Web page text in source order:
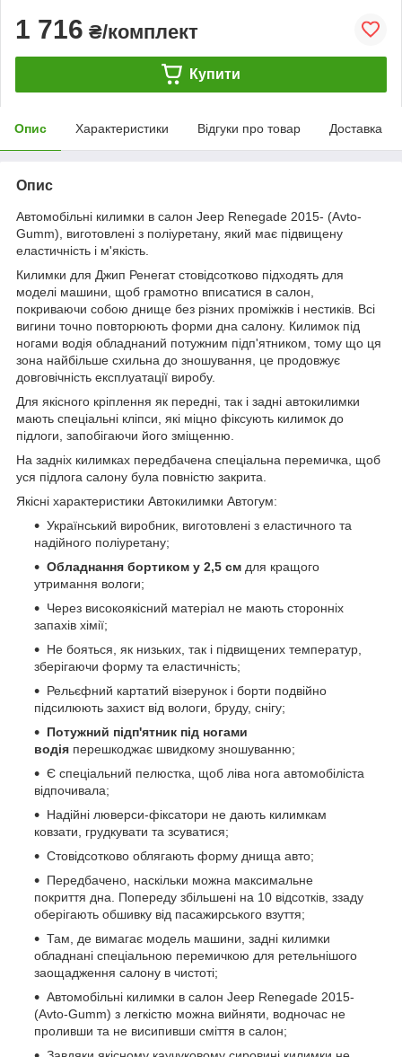
1 716 ₴/комплект
Купити
Опис Характеристики Відгуки про товар Доставка
Опис
Автомобільні килимки в салон Jeep Renegade 2015- (Avto-
Gumm), виготовлені з поліуретану, який має підвищену
еластичність і м'якість.
Килимки для Джип Ренегат стовідсотково підходять для
моделі машини, щоб грамотно вписатися в салон,
покриваючи собою днище без різних проміжків і нестиків. Всі
вигини точно повторюють форми дна салону. Килимок під
ногами водія обладнаний потужним підп'ятником, тому що ця
зона найбільше схильна до зношування, це продовжує
довговічність експлуатації виробу.
Для якісного кріплення як передні, так і задні автокилимки
мають спеціальні кліпси, які міцно фіксують килимок до
підлоги, запобігаючи його зміщенню.
На задніх килимках передбачена спеціальна перемичка, щоб
уся підлога салону була повністю закрита.
Якісні характеристики Автокилимки Автогум:
Український виробник, виготовлені з еластичного та
надійного поліуретану;
Обладнання бортиком у 2,5 см для кращого
утримання вологи;
Через високоякісний матеріал не мають сторонніх
запахів хімії;
Не бояться, як низьких, так і підвищених температур,
зберігаючи форму та еластичність;
Рельєфний картатий візерунок і борти подвійно
підсилюють захист від вологи, бруду, снігу;
Потужний підп'ятник під ногами
водія перешкоджає швидкому зношуванню;
Є спеціальний пелюстка, щоб ліва нога автомобіліста
відпочивала;
Надійні люверси-фіксатори не дають килимкам
ковзати, грудкувати та зсуватися;
Стовідсотково облягають форму днища авто;
Передбачено, наскільки можна максимальне
покриття дна. Попереду збільшені на 10 відсотків, ззаду
оберігають обшивку від пасажирського взуття;
Там, де вимагає модель машини, задні килимки
обладнані спеціальною перемичкою для ретельнішого
заощадження салону в чистоті;
Автомобільні килимки в салон Jeep Renegade 2015-
(Avto-Gumm) з легкістю можна вийняти, водночас не
проливши та не висипивши сміття в салон;